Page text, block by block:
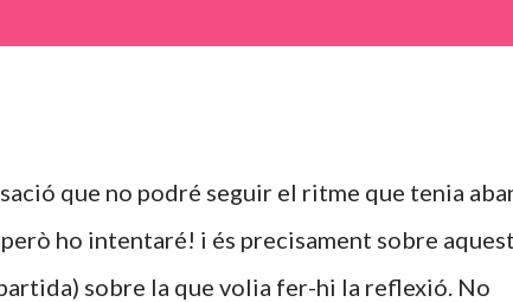
que no podré seguir el ritme que tenia
ho intentaré! i és precisament sobre
sobre la que volia fer-hi la reflexió. No